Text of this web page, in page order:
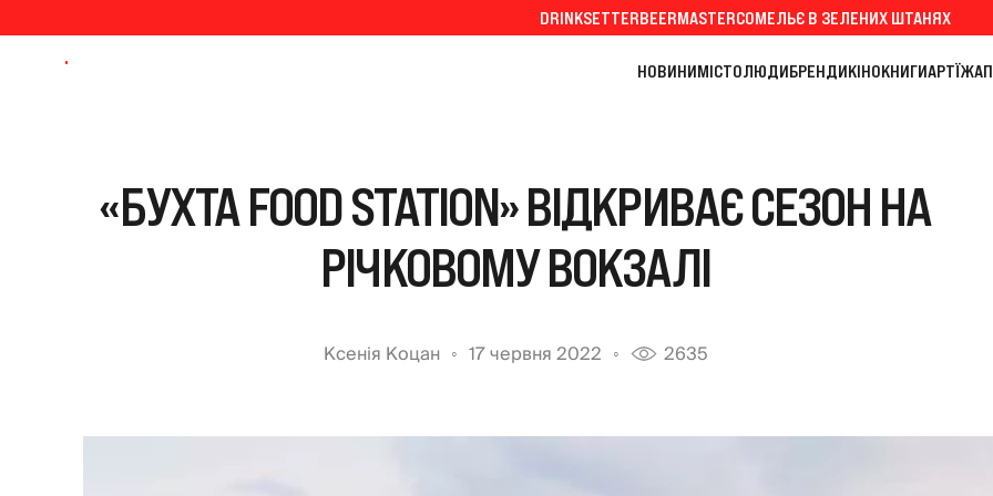
DRINKSETTERBEERMASTERСОМЕЛЬЄ В ЗЕЛЕНИХ ШТАНЯХ
НОВИНИМІСТОЛЮДИБРЕНДИКІНОКНИГИАРТЇЖА
«БУХТА FOOD STATION» ВІДКРИВАЄ СЕЗОН НА
РІЧКОВОМУ ВОКЗАЛІ
Ксенія Коцан 17 червня 2022 2635